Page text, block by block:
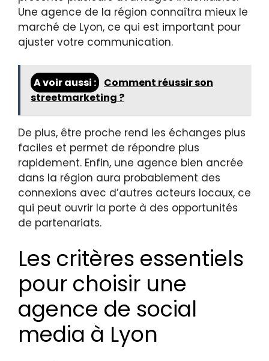
Une agence de la région connaîtra mieux le
marché de Lyon, ce qui est important pour
ajuster votre communication.
A voir aussi :
Comment réussir son
streetmarketing ?
De plus, être proche rend les échanges plus
faciles et permet de répondre plus
rapidement. Enfin, une agence bien ancrée
dans la région aura probablement des
connexions avec d’autres acteurs locaux, ce
qui peut ouvrir la porte à des opportunités
de partenariats.
Les critères essentiels
pour choisir une
agence de social
media à Lyon